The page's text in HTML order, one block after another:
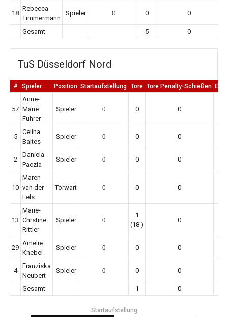
18
Rebecca
Timmermann
Spieler 0 0 0
Gesamt 5 0
TuS Düsseldorf Nord
# Spieler Position Startaufstellung Tore Tore Penalty-Schießen
57
Anne-
Marie
Fuhrer
Spieler 0 0 0
5
Celina
Baltes
Spieler 0 0 0
2
Daniela
Paczia
Spieler 0 0 0
10
Maren
van der
Fels
Torwart 0 0 0
13
Marie-
Chrstine
Rittler
Spieler 0
1
(18')
0
29
Amelie
Knebel
Spieler 0 0 0
4
Franziska
Neubert
Spieler 0 0 0
Gesamt 1 0
Startaufstellung